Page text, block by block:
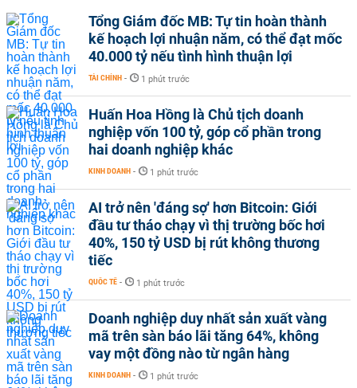
Tổng Giám đốc MB: Tự tin hoàn thành
kế hoạch lợi nhuận năm, có thể đạt mốc
40.000 tỷ nếu tình hình thuận lợi
TÀI CHÍNH - 1 phút trước
Huấn Hoa Hồng là Chủ tịch doanh
nghiệp vốn 100 tỷ, góp cổ phần trong
hai doanh nghiệp khác
KINH DOANH - 1 phút trước
AI trở nên 'đáng sợ' hơn Bitcoin: Giới
đầu tư tháo chạy vì thị trường bốc hơi
40%, 150 tỷ USD bị rút không thương
tiếc
QUỐC TẾ - 1 phút trước
Doanh nghiệp duy nhất sản xuất vàng
mã trên sàn báo lãi tăng 64%, không
vay một đồng nào từ ngân hàng
KINH DOANH - 1 phút trước